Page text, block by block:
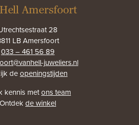
Amersfoort
28
LB Amersfoort
033 – 461 56 89
juweliers.nl
deopeningstijden
kennis metons team
Ontdekde winkel